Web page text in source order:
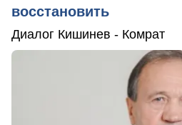
восстановить
Диалог Кишинев - Комрат